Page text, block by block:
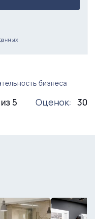
бизнеса
5 Оценок: 30